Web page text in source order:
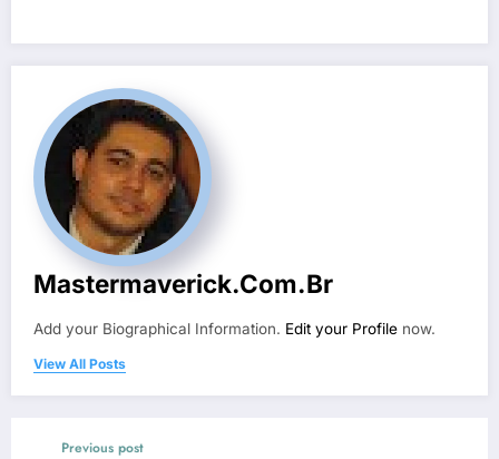
Mastermaverick.com.br
Add your Biographical Information. Edit your Profile now.
View All Posts
Previous post